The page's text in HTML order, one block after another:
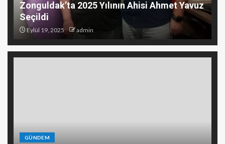
Zonguldak’ta 2025 Yılının Ahisi Ahmet Yavuz
Seçildi
Eylül 19, 2025 admin
GÜNDEM